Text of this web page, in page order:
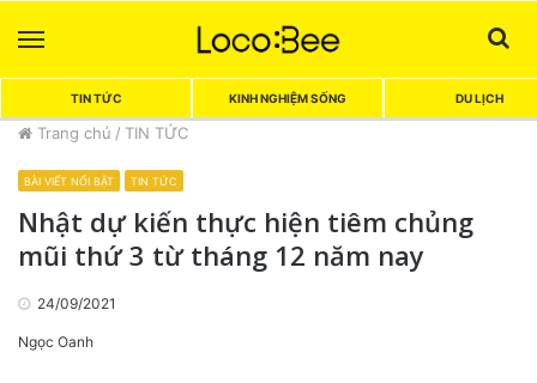
TIN TỨC KINH NGHIỆM SỐNG DU LỊCH
Trang chủ / TIN TỨC
BÀI VIẾT NỔI BẬT TIN TỨC
Nhật dự kiến thực hiện tiêm chủng
mũi thứ 3 từ tháng 12 năm nay
24/09/2021
Ngọc Oanh